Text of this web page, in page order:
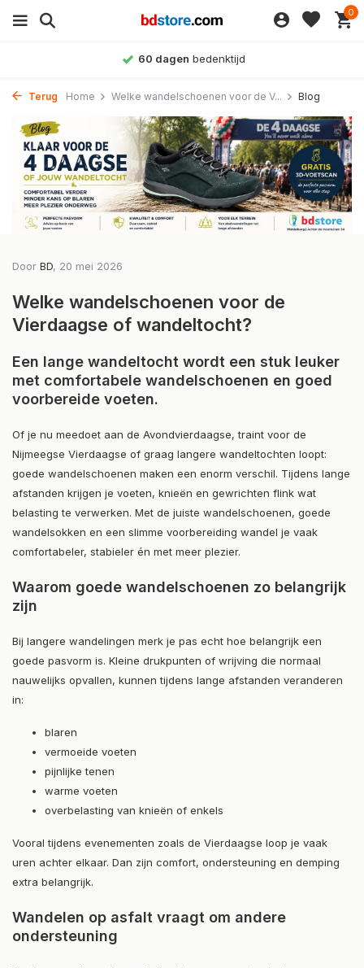
0
Achteraf betalenmogelijk
Terug Home Welke wandelschoenen voor de V... Blog
Door BD, 20 mei 2026
Welke wandelschoenen voor de
Vierdaagse of wandeltocht?
Een lange wandeltocht wordt een stuk leuker
met comfortabele wandelschoenen en goed
voorbereide voeten.
Of je nu meedoet aan de Avondvierdaagse, traint voor de
Nijmeegse Vierdaagse of graag langere wandeltochten loopt:
goede wandelschoenen maken een enorm verschil. Tijdens lange
afstanden krijgen je voeten, knieën en gewrichten flink wat
belasting te verwerken. Met de juiste wandelschoenen, goede
wandelsokken en een slimme voorbereiding wandel je vaak
comfortabeler, stabieler én met meer plezier.
Waarom goede wandelschoenen zo belangrijk
zijn
Bij langere wandelingen merk je pas echt hoe belangrijk een
goede pasvorm is. Kleine drukpunten of wrijving die normaal
nauwelijks opvallen, kunnen tijdens lange afstanden veranderen
in:
blaren
vermoeide voeten
pijnlijke tenen
warme voeten
overbelasting van knieën of enkels
Vooral tijdens evenementen zoals de Vierdaagse loop je vaak
uren achter elkaar. Dan zijn comfort, ondersteuning en demping
extra belangrijk.
Wandelen op asfalt vraagt om andere
ondersteuning